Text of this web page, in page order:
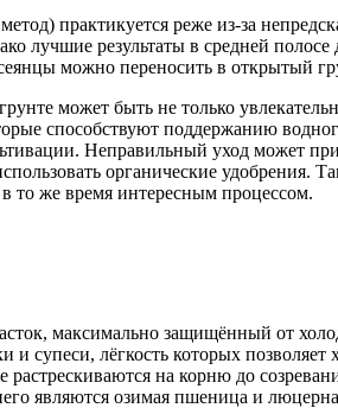
практикуется реже из-за
лучшие результаты в средней
можно переносить в открытый
может быть не только
способствуют поддержанию
Неправильный уход может
органические удобрения.
то же время интересным процессом.
максимально защищённый от
супеси, лёгкость которых
на корню до
являются озимая пшеница и